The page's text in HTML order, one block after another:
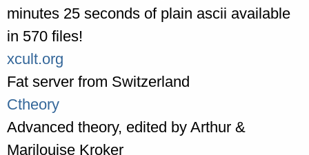
minutes 25 seconds of plain ascii available
in 570 files!
xcult.org
Fat server from Switzerland
Ctheory
Advanced theory, edited by Arthur &
Marilouise Kroker